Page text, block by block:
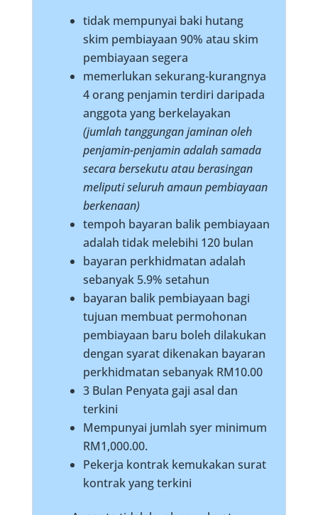
tidak mempunyai baki hutang
skim pembiayaan 90% atau skim
pembiayaan segera
memerlukan sekurang-kurangnya
4 orang penjamin terdiri daripada
anggota yang berkelayakan
(jumlah tanggungan jaminan oleh
penjamin-penjamin adalah samada
secara bersekutu atau berasingan
meliputi seluruh amaun pembiayaan
berkenaan)
tempoh bayaran balik pembiayaan
adalah tidak melebihi 120 bulan
bayaran perkhidmatan adalah
sebanyak 5.9% setahun
bayaran balik pembiayaan bagi
tujuan membuat permohonan
pembiayaan baru boleh dilakukan
dengan syarat dikenakan bayaran
perkhidmatan sebanyak RM10.00
3 Bulan Penyata gaji asal dan
terkini
Mempunyai jumlah syer minimum
RM1,000.00.
Pekerja kontrak kemukakan surat
kontrak yang terkini